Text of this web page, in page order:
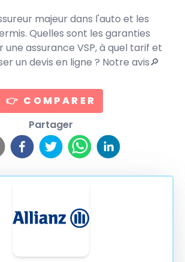
majeur dans l'auto et les
Quelles sont les garanties
assurance VSP, à quel tarif et
un devis en ligne ? Notre avis🔎
👉 COMPARER
Partager